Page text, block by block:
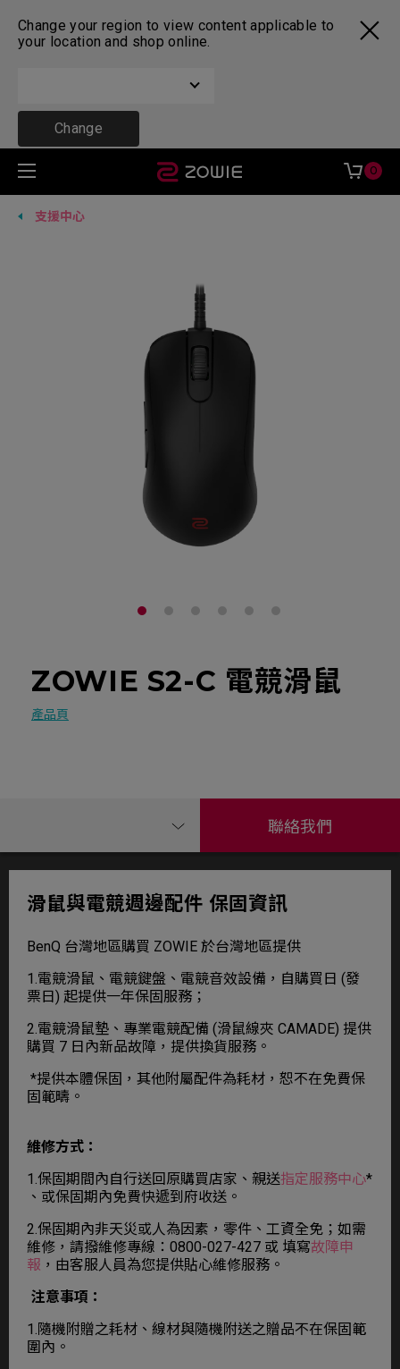
Change your region to view content applicable to
your location and shop online.
Change
0
支援中心
ZOWIE S2-C 電競滑鼠
產品頁
聯絡我們
滑鼠與電競週邊配件 保固資訊
BenQ 台灣地區購買 ZOWIE 於台灣地區提供
1.電競滑鼠、電競鍵盤、電競音效設備，自購買日 (發
票日) 起提供一年保固服務；
2.電競滑鼠墊、專業電競配備 (滑鼠線夾 CAMADE) 提供
購買 7 日內新品故障，提供換貨服務。
*提供本體保固，其他附屬配件為耗材，恕不在免費保
固範疇。
維修方式：
1.保固期間內自行送回原購買店家、親送指定服務中心*
、或保固期內免費快遞到府收送。
2.保固期內非天災或人為因素，零件、工資全免； 如需
維修，請撥維修專線：0800-027-427 或 填寫故障申
報 ，由客服人員為您提供貼心維修服務。
注意事項：
1.隨機附贈之耗材、線材與隨機附送之贈品不在保固範
圍內。